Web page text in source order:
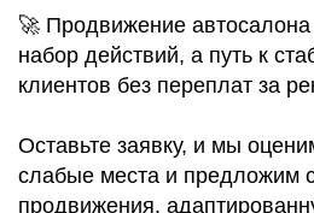
🚀 Продвижение
набор действий, а путь к
клиентов без переплат за
Оставьте заявку, и мы
слабые места и предложим
продвижения,